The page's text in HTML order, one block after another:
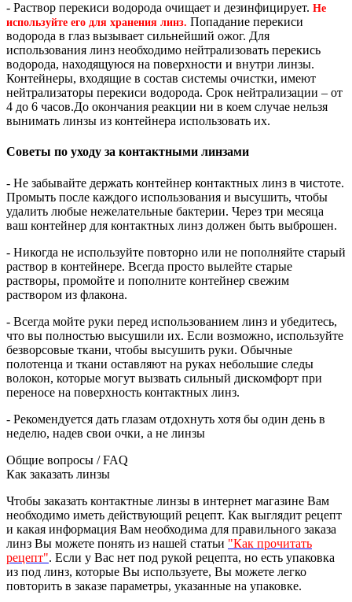
- Раствор перекиси водорода очищает и дезинфицирует. Не
используйте его для хранения линз. Попадание перекиси
водорода в глаз вызывает сильнейший ожог. Для
использования линз необходимо нейтрализовать перекись
водорода, находящуюся на поверхности и внутри линзы.
Контейнеры, входящие в состав системы очистки, имеют
нейтрализаторы перекиси водорода. Срок нейтрализации – от
4 до 6 часов.До окончания реакции ни в коем случае нельзя
вынимать линзы из контейнера использовать их.
Советы по уходу за контактными линзами
- Не забывайте держать контейнер контактных линз в чистоте.
Промыть после каждого использования и высушить, чтобы
удалить любые нежелательные бактерии. Через три месяца
ваш контейнер для контактных линз должен быть выброшен.
- Никогда не используйте повторно или не пополняйте старый
раствор в контейнере. Всегда просто вылейте старые
растворы, промойте и пополните контейнер свежим
раствором из флакона.
- Всегда мойте руки перед использованием линз и убедитесь,
что вы полностью высушили их. Если возможно, используйте
безворсовые ткани, чтобы высушить руки. Обычные
полотенца и ткани оставляют на руках небольшие следы
волокон, которые могут вызвать сильный дискомфорт при
переносе на поверхность контактных линз.
- Рекомендуется дать глазам отдохнуть хотя бы один день в
неделю, надев свои очки, а не линзы
Общие вопросы / FAQ
Как заказать линзы
Чтобы заказать контактные линзы в интернет магазине Вам
необходимо иметь действующий рецепт. Как выглядит рецепт
и какая информация Вам необходима для правильного заказа
линз Вы можете понять из нашей статьи "Как прочитать
рецепт". Если у Вас нет под рукой рецепта, но есть упаковка
из под линз, которые Вы используете, Вы можете легко
повторить в заказе параметры, указанные на упаковке.